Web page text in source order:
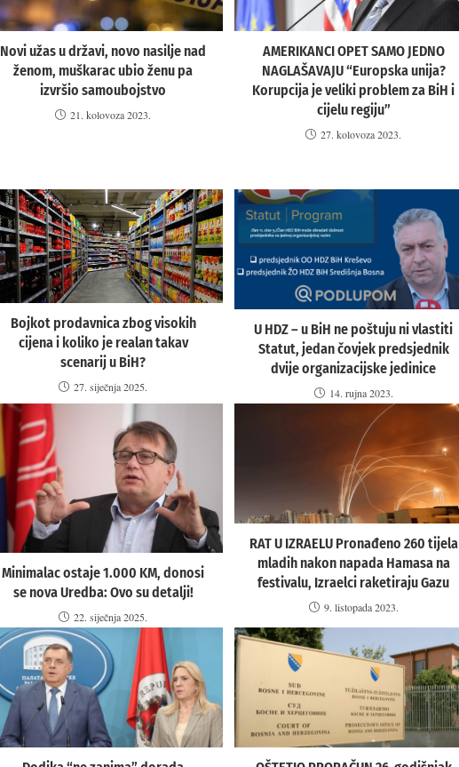
Novi užas u državi, novo nasilje nad
ženom, muškarac ubio ženu pa
izvršio samoubojstvo
21. kolovoza 2023.
AMERIKANCI OPET SAMO JEDNO
NAGLAŠAVAJU “Europska unija?
Korupcija je veliki problem za BiH i
cijelu regiju”
27. kolovoza 2023.
Bojkot prodavnica zbog visokih
cijena i koliko je realan takav
scenarij u BiH?
27. siječnja 2025.
U HDZ – u BiH ne poštuju ni vlastiti
Statut, jedan čovjek predsjednik
dvije organizacijske jedinice
14. rujna 2023.
Minimalac ostaje 1.000 KM, donosi
se nova Uredba: Ovo su detalji!
22. siječnja 2025.
RAT U IZRAELU Pronađeno 260 tijela
mladih nakon napada Hamasa na
festivalu, Izraelci raketiraju Gazu
9. listopada 2023.